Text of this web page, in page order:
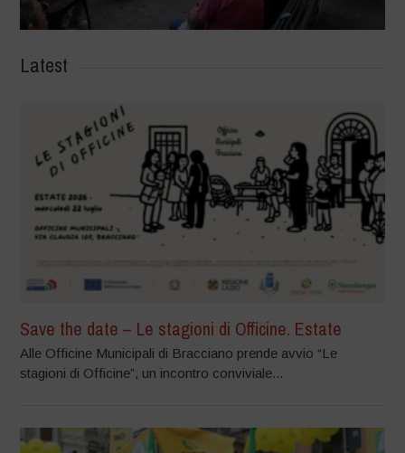
Latest
Save the date – Le stagioni di Officine. Estate
Alle Officine Municipali di Bracciano prende avvio “Le
stagioni di Officine”, un incontro conviviale...